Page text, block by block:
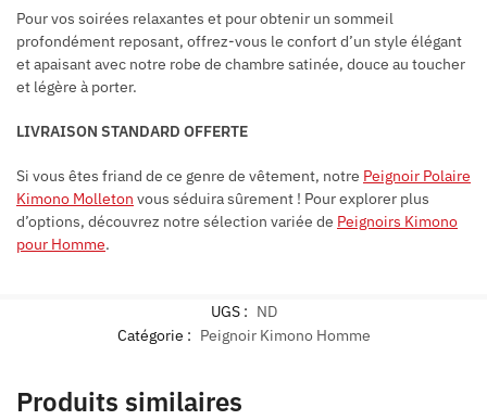
Pour vos soirées relaxantes et pour obtenir un sommeil
profondément reposant, offrez-vous le confort d’un style élégant
et apaisant avec notre robe de chambre satinée, douce au toucher
et légère à porter.
LIVRAISON STANDARD OFFERTE
Si vous êtes friand de ce genre de vêtement, notre Peignoir Polaire
Kimono Molleton vous séduira sûrement ! Pour explorer plus
d’options, découvrez notre sélection variée de Peignoirs Kimono
pour Homme.
UGS : ND
Catégorie : Peignoir Kimono Homme
Produits similaires